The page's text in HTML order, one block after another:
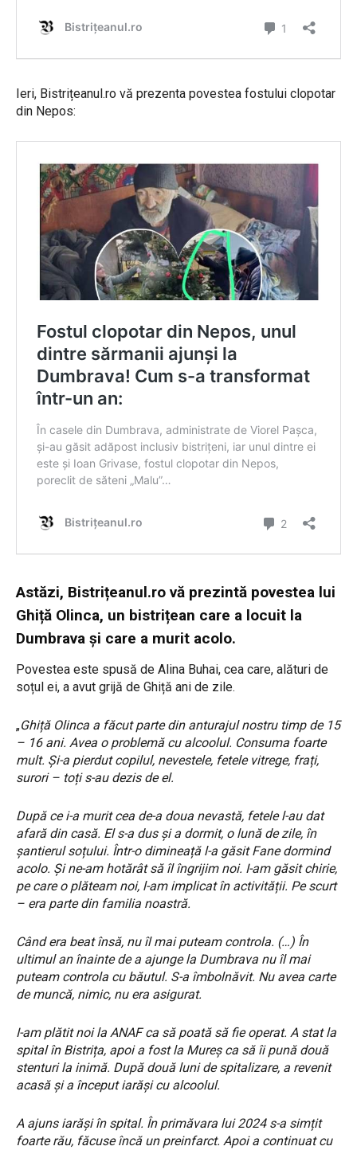
Ieri, Bistrițeanul.ro vă prezenta povestea fostului clopotar
din Nepos:
Astăzi, Bistrițeanul.ro vă prezintă povestea lui
Ghiță Olinca, un bistrițean care a locuit la
Dumbrava și care a murit acolo.
Povestea este spusă de Alina Buhai, cea care, alături de
soțul ei, a avut grijă de Ghiță ani de zile.
„Ghiță Olinca a făcut parte din anturajul nostru timp de 15
– 16 ani. Avea o problemă cu alcoolul. Consuma foarte
mult. Și-a pierdut copilul, nevestele, fetele vitrege, frați,
surori – toți s-au dezis de el.
După ce i-a murit cea de-a doua nevastă, fetele l-au dat
afară din casă. El s-a dus și a dormit, o lună de zile, în
șantierul soțului. Într-o dimineață l-a găsit Fane dormind
acolo. Și ne-am hotărât să îl îngrijim noi. I-am găsit chirie,
pe care o plăteam noi, l-am implicat în activității. Pe scurt
– era parte din familia noastră.
Când era beat însă, nu îl mai puteam controla. (…) În
ultimul an înainte de a ajunge la Dumbrava nu îl mai
puteam controla cu băutul. S-a îmbolnăvit. Nu avea carte
de muncă, nimic, nu era asigurat.
I-am plătit noi la ANAF ca să poată să fie operat. A stat la
spital în Bistrița, apoi a fost la Mureș ca să îi pună două
stenturi la inimă. După două luni de spitalizare, a revenit
acasă și a început iarăși cu alcoolul.
A ajuns iarăși în spital. În primăvara lui 2024 s-a simțit
foarte rău, făcuse încă un preinfarct. Apoi a continuat cu